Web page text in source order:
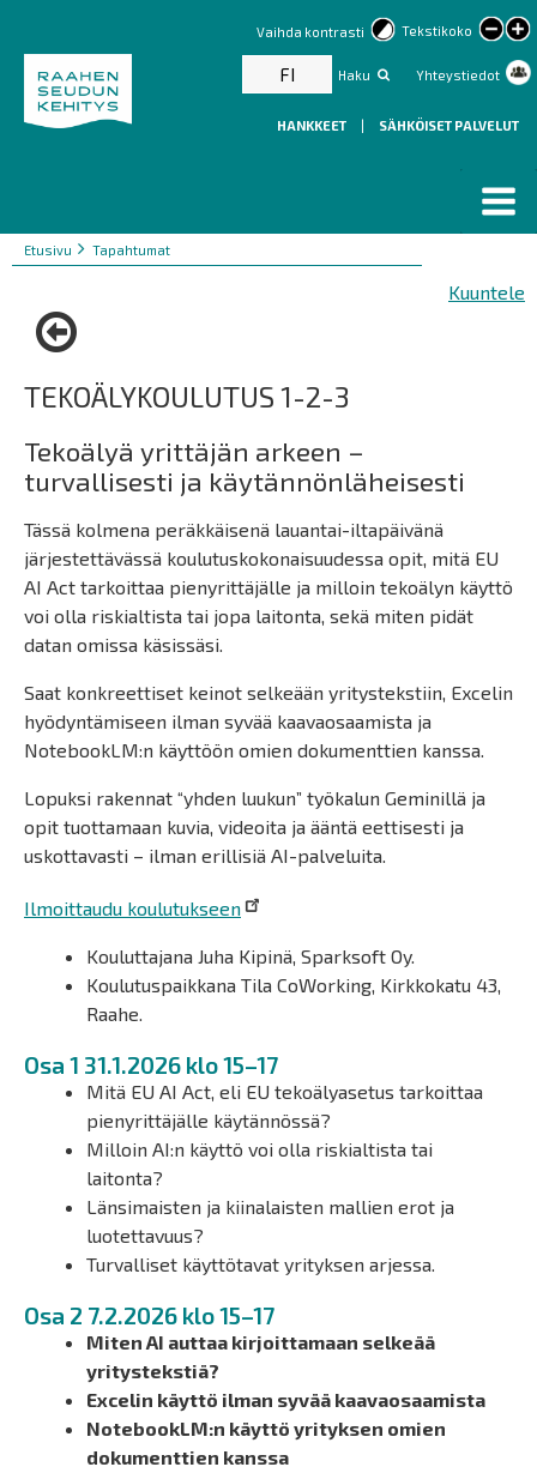
Tekstikoko
text
Vaihda kontrasti
Haku Yhteystiedot
FI
HANKKEET | SÄHKÖISET PALVELUT
Murupolku
You
Etusivu Tapahtumat
Kuuntele
TEKOÄLYKOULUTUS 1-2-3
Tekoälyä yrittäjän arkeen –
turvallisesti ja käytännönläheisesti
Tässä kolmena peräkkäisenä lauantai-iltapäivänä
järjestettävässä koulutuskokonaisuudessa opit, mitä EU
AI Act tarkoittaa pienyrittäjälle ja milloin tekoälyn käyttö
voi olla riskialtista tai jopa laitonta, sekä miten pidät
datan omissa käsissäsi.
Saat konkreettiset keinot selkeään yritystekstiin, Excelin
hyödyntämiseen ilman syvää kaavaosaamista ja
NotebookLM:n käyttöön omien dokumenttien kanssa.
Lopuksi rakennat “yhden luukun” työkalun Geminillä ja
opit tuottamaan kuvia, videoita ja ääntä eettisesti ja
uskottavasti – ilman erillisiä AI-palveluita.
Ilmoittaudu koulutukseen
Kouluttajana Juha Kipinä, Sparksoft Oy.
Koulutuspaikkana Tila CoWorking, Kirkkokatu 43,
Raahe.
Osa 1 31.1.2026 klo 15–17
Mitä EU AI Act, eli EU tekoälyasetus tarkoittaa
pienyrittäjälle käytännössä?
Milloin AI:n käyttö voi olla riskialtista tai
laitonta?
Länsimaisten ja kiinalaisten mallien erot ja
luotettavuus?
Turvalliset käyttötavat yrityksen arjessa.
Osa 2 7.2.2026 klo 15–17
Miten AI auttaa kirjoittamaan selkeää
yritystekstiä?
Excelin käyttö ilman syvää kaavaosaamista
NotebookLM:n käyttö yrityksen omien
dokumenttien kanssa